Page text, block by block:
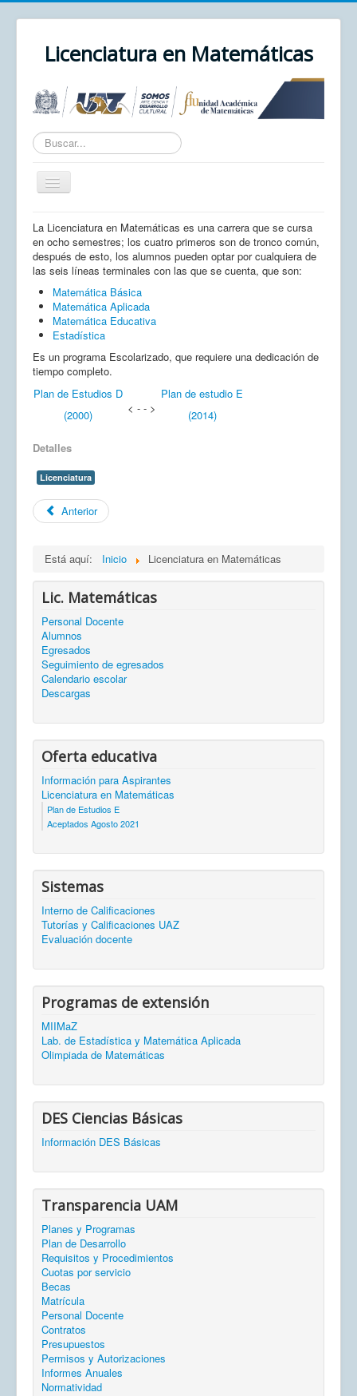
Licenciatura en Matemáticas
Texto
a
buscar...
Cambiar
navegación
Inicio
Unidad Académica
UAZ
Cursos
Correo
La Licenciatura en Matemáticas es una carrera que se cursa
en ocho semestres; los cuatro primeros son de tronco común,
después de esto, los alumnos pueden optar por cualquiera de
las seis líneas terminales con las que se cuenta, que son:
Matemática Básica
Matemática Aplicada
Matemática Educativa
Estadística
Es un programa Escolarizado, que requiere una dedicación de
tiempo completo.
Plan de Estudios D
(2000)
< - - >
Plan de estudio E
(2014)
Detalles
Licenciatura
Anterior
Está aquí: Inicio Licenciatura en Matemáticas
Lic. Matemáticas
Personal Docente
Alumnos
Egresados
Seguimiento de egresados
Calendario escolar
Descargas
Oferta educativa
Información para Aspirantes
Licenciatura en Matemáticas
Plan de Estudios E
Aceptados Agosto 2021
Sistemas
Interno de Calificaciones
Tutorías y Calificaciones UAZ
Evaluación docente
Programas de extensión
MIIMaZ
Lab. de Estadística y Matemática Aplicada
Olimpiada de Matemáticas
DES Ciencias Básicas
Información DES Básicas
Transparencia UAM
Planes y Programas
Plan de Desarrollo
Requisitos y Procedimientos
Cuotas por servicio
Becas
Matrícula
Personal Docente
Contratos
Presupuestos
Permisos y Autorizaciones
Informes Anuales
Normatividad